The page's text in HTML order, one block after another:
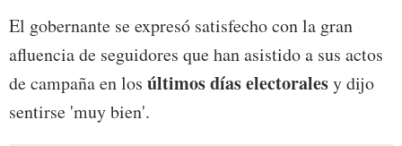
El gobernante se expresó satisfecho con la gran
afluencia de seguidores que han asistido a sus actos
de campaña en los últimos días electoralesy dijo
sentirse 'muy bien'.